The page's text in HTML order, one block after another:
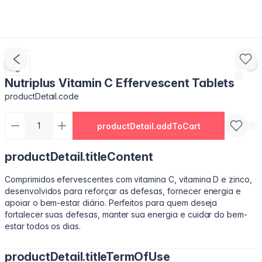
Nutriplus Vitamin C Effervescent Tablets
productDetail.code
productDetail.addToCart
productDetail.titleContent
Comprimidos efervescentes com vitamina C, vitamina D e zinco,
desenvolvidos para reforçar as defesas, fornecer energia e
apoiar o bem-estar diário. Perfeitos para quem deseja
fortalecer suas defesas, manter sua energia e cuidar do bem-
estar todos os dias.
productDetail.titleTermOfUse